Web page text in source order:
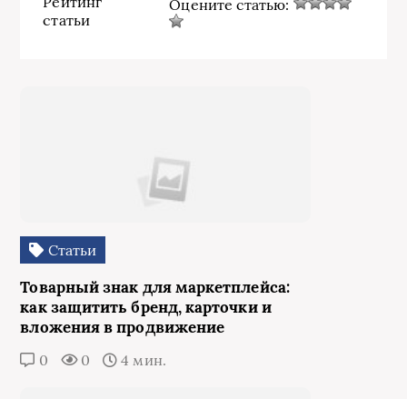
статьи
Оцените статью:
Статьи
Товарный знак для маркетплейса:
как защитить бренд, карточки и
вложения в продвижение
0 0 4 мин.